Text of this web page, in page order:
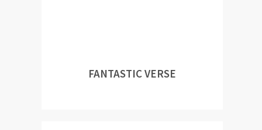
FANTASTIC VERSE